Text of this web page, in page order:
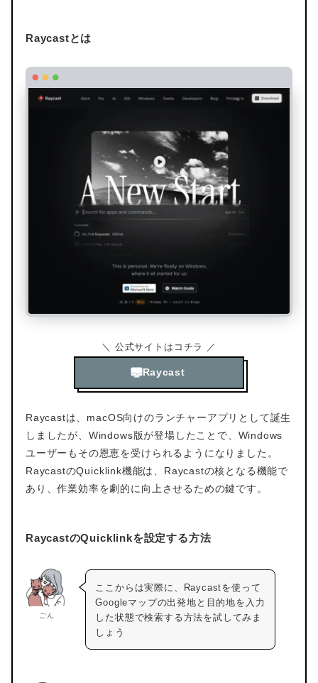
Raycastとは
＼ 公式サイトはコチラ ／
Raycast
Raycastは、macOS向けのランチャーアプリとして誕生
しましたが、Windows版が登場したことで、Windows
ユーザーもその恩恵を受けられるようになりました。
RaycastのQuicklink機能は、Raycastの核となる機能で
あり、作業効率を劇的に向上させるための鍵です。
RaycastのQuicklinkを設定する方法
ごん
ここからは実際に、Raycastを使って
Googleマップの出発地と目的地を入力
した状態で検索する方法を試してみま
しょう